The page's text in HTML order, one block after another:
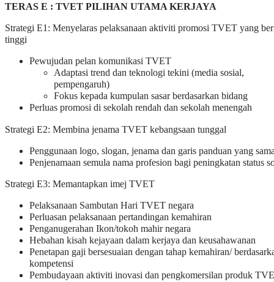
TERAS E : TVET PILIHAN UTAMA KERJAYA
Strategi E1: Menyelaras pelaksanaan aktiviti promosi TVET yang
tinggi
Pewujudan pelan komunikasi TVET
Adaptasi trend dan teknologi tekini (media sosial,
pempengaruh)
Fokus kepada kumpulan sasar berdasarkan bidang
Perluas promosi di sekolah rendah dan sekolah menengah
Strategi E2: Membina jenama TVET kebangsaan tunggal
Penggunaan logo, slogan, jenama dan garis panduan yang
Penjenamaan semula nama profesion bagi peningkatan status
Strategi E3: Memantapkan imej TVET
Pelaksanaan Sambutan Hari TVET negara
Perluasan pelaksanaan pertandingan kemahiran
Penganugerahan Ikon/tokoh mahir negara
Hebahan kisah kejayaan dalam kerjaya dan keusahawanan
Penetapan gaji bersesuaian dengan tahap kemahiran/
kompetensi
Pembudayaan aktiviti inovasi dan pengkomersilan produk